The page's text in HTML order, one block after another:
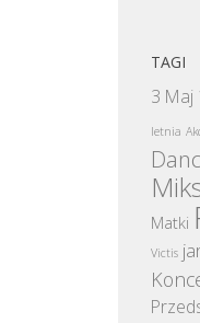
TAGI
3 Maj
letnia
Matki
Victis